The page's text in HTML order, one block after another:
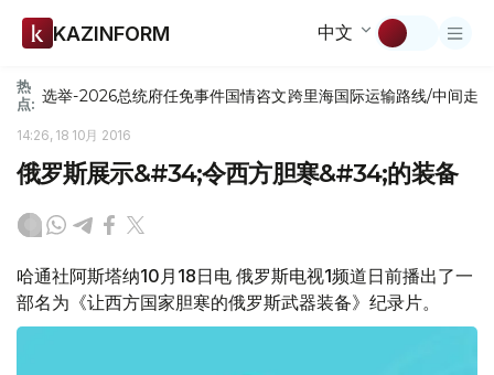
KAZINFORM 中文
热
点: 选举-2026总统府任免事件国情咨文跨里海国际运输路线/中间走廊
14:26, 18 10月 2016
俄罗斯展示&#34;令西方胆寒&#34;的装备
哈通社阿斯塔纳10月18日电 俄罗斯电视1频道日前播出了一
部名为《让西方国家胆寒的俄罗斯武器装备》纪录片。